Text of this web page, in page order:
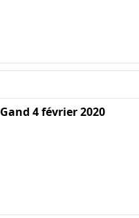
Gand 4 février 2020